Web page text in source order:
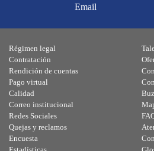
Email
Régimen legal
Contratación
Rendición de cuentas
Pago virtual
Calidad
Correo institucional
Redes Sociales
Quejas y reclamos
Encuesta